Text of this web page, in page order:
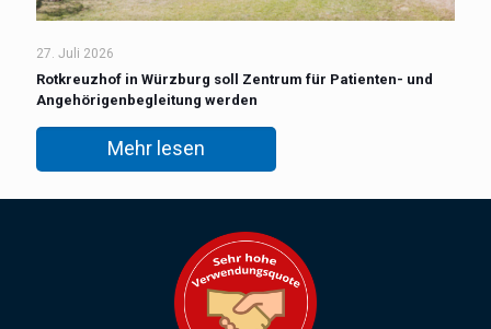
27. Juli 2026
Rotkreuzhof in Würzburg soll Zentrum für Patienten- und
Angehörigenbegleitung werden
Mehr lesen